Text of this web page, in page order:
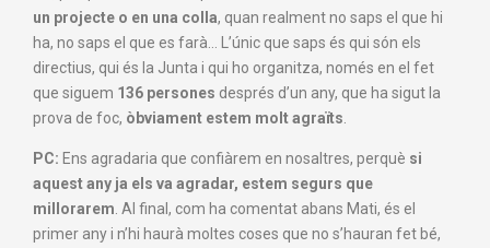
un projecte o en una colla, quan realment no saps el que hi
ha, no saps el que es farà… L’únic que saps és qui són els
directius, qui és la Junta i qui ho organitza, només en el fet
que siguem 136 persones després d’un any, que ha sigut la
prova de foc, òbviament estem molt agraïts
PC: Ens agradaria que confiàrem en nosaltres, perquè si
aquest any ja els va agradar, estem segurs que
millorarem . Al final, com ha comentat abans Mati, és el
primer any i n’hi haurà moltes coses que no s’hauran fet bé,